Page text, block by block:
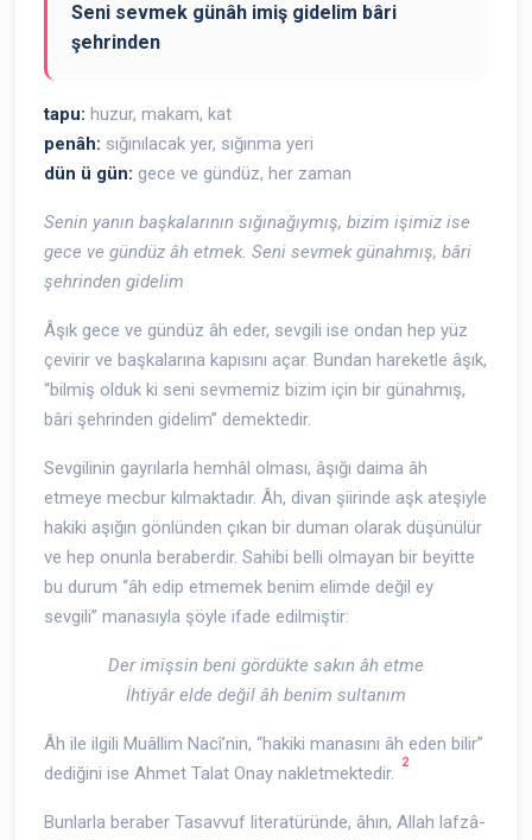
Seni sevmek günâh imiş gidelim bâri
şehrinden
tapu: huzur, makam, kat
penâh: sığınılacak yer, sığınma yeri
dün ü gün: gece ve gündüz, her zaman
Senin yanın başkalarının sığınağıymış, bizim işimiz ise
gece ve gündüz âh etmek. Seni sevmek günahmış, bâri
şehrinden gidelim
Âşık gece ve gündüz âh eder, sevgili ise ondan hep yüz
çevirir ve başkalarına kapısını açar. Bundan hareketle âşık,
“bilmiş olduk ki seni sevmemiz bizim için bir günahmış,
bâri şehrinden gidelim” demektedir.
Sevgilinin gayrılarla hemhâl olması, âşığı daima âh
etmeye mecbur kılmaktadır. Âh, divan şiirinde aşk ateşiyle
hakiki aşığın gönlünden çıkan bir duman olarak düşünülür
ve hep onunla beraberdir. Sahibi belli olmayan bir beyitte
bu durum “âh edip etmemek benim elimde değil ey
sevgili” manasıyla şöyle ifade edilmiştir:
Der imişsin beni gördükte sakın âh etme
İhtiyâr elde değil âh benim sultanım
Âh ile ilgili Muâllim Nacî’nin, “hakiki manasını âh eden bilir”
dediğini ise Ahmet Talat Onay nakletmektedir.
2
Bunlarla beraber Tasavvuf literatüründe, âhın, Allah lafzâ-